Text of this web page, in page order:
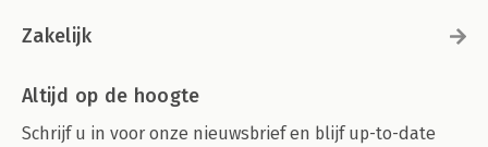
Zakelijk
Altijd op de hoogte
Schrijf u in voor onze nieuwsbrief en blijf up-to-date